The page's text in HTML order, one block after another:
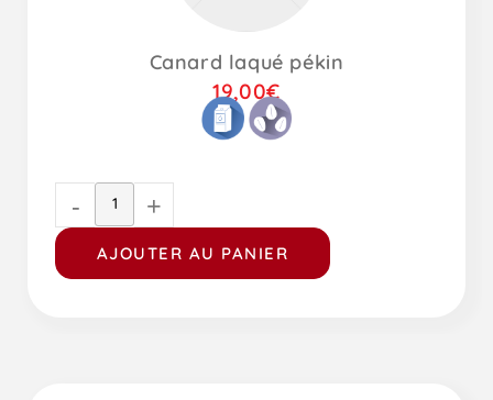
Canard laqué pékin
19,00€
- +
AJOUTER AU PANIER